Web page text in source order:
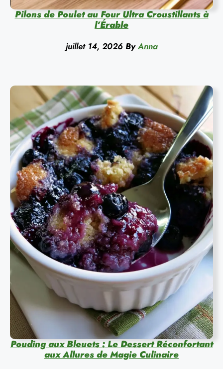
Pilons de Poulet au Four Ultra Croustillants à
l’Érable
juillet 14, 2026 By Anna
Pouding aux Bleuets : Le Dessert Réconfortant
aux Allures de Magie Culinaire